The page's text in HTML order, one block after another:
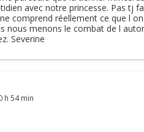
avec notre princesse. Pas tj
comprend réellement ce que l
nous menons le combat de l
Severine
h 54 min